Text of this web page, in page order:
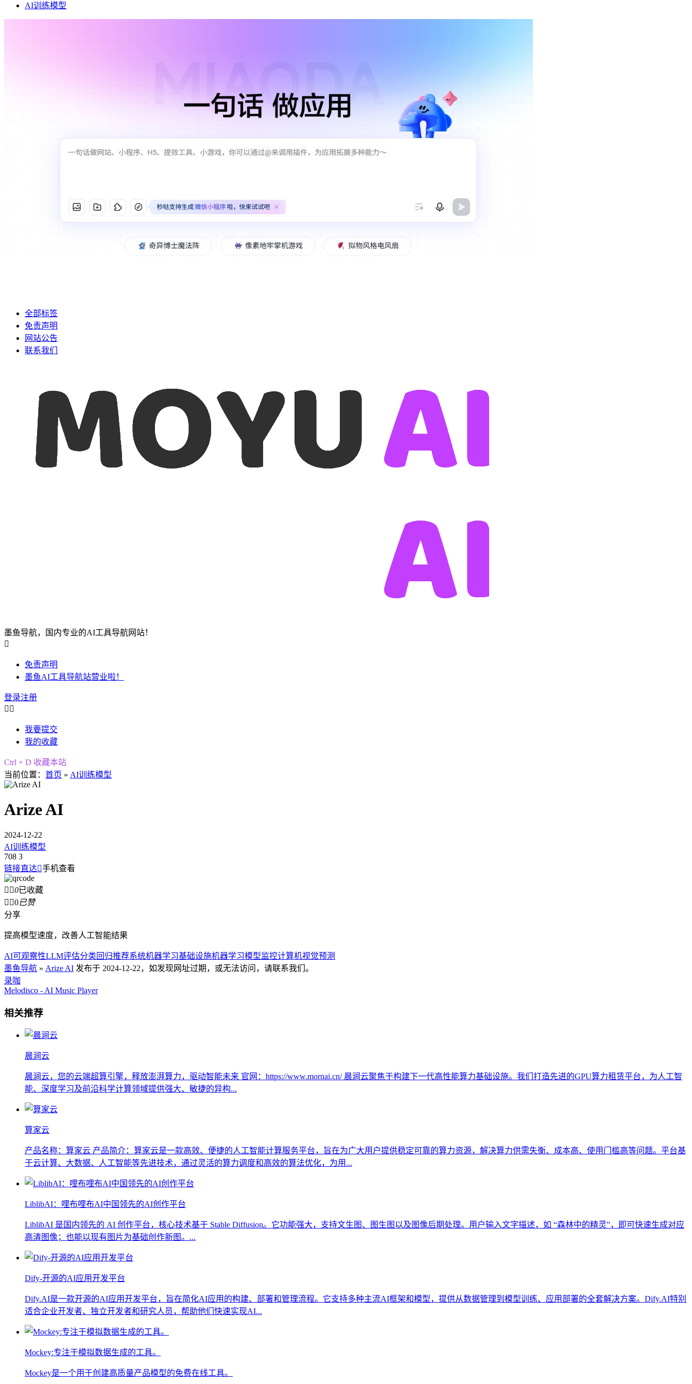
AI训练模型
全部标签
免责声明
网站公告
联系我们
墨鱼导航，国内专业的AI工具导航网站！

免责声明
墨鱼AI工具导航站营业啦！
登录注册
 
我要提交
我的收藏
Ctrl + D 收藏本站
当前位置： 首页 » AI训练模型
Arize AI
2024-12-22
AI训练模型
708 3
链接直达手机查看
 0已收藏
 0已赞
分享
提高模型速度，改善人工智能结果
AI可观察性LLM评估分类回归推荐系统机器学习基础设施机器学习模型监控计算机视觉预测
墨鱼导航 » Arize AI 发布于 2024-12-22，如发现网址过期，或无法访问，请联系我们。
录咖
Melodisco - AI Music Player
相关推荐
晨涧云
晨涧云，您的云端超算引擎，释放澎湃算力，驱动智能未来 官网：https://www.mornai.cn/ 晨涧云聚焦于构建下一代高性能算力基础设施。我们打造先进的GPU算力租赁平台，为人工智
能、深度学习及前沿科学计算领域提供强大、敏捷的异构...
算家云
产品名称：算家云 产品简介：算家云是一款高效、便捷的人工智能计算服务平台，旨在为广大用户提供稳定可靠的算力资源，解决算力供需失衡、成本高、使用门槛高等问题。平台基
于云计算、大数据、人工智能等先进技术，通过灵活的算力调度和高效的算法优化，为用...
LiblibAI：哩布哩布AI中国领先的AI创作平台
LiblibAI 是国内领先的 AI 创作平台，核心技术基于 Stable Diffusion。它功能强大，支持文生图、图生图以及图像后期处理。用户输入文字描述，如 “森林中的精灵”，即可快速生成对应
高清图像；也能以现有图片为基础创作新图。...
Dify-开源的AI应用开发平台
Dify.AI是一款开源的AI应用开发平台，旨在简化AI应用的构建、部署和管理流程。它支持多种主流AI框架和模型，提供从数据管理到模型训练、应用部署的全套解决方案。Dify.AI特别
适合企业开发者、独立开发者和研究人员，帮助他们快速实现AI...
Mockey:专注于模拟数据生成的工具。
Mockey是一个用于创建高质量产品模型的免费在线工具。